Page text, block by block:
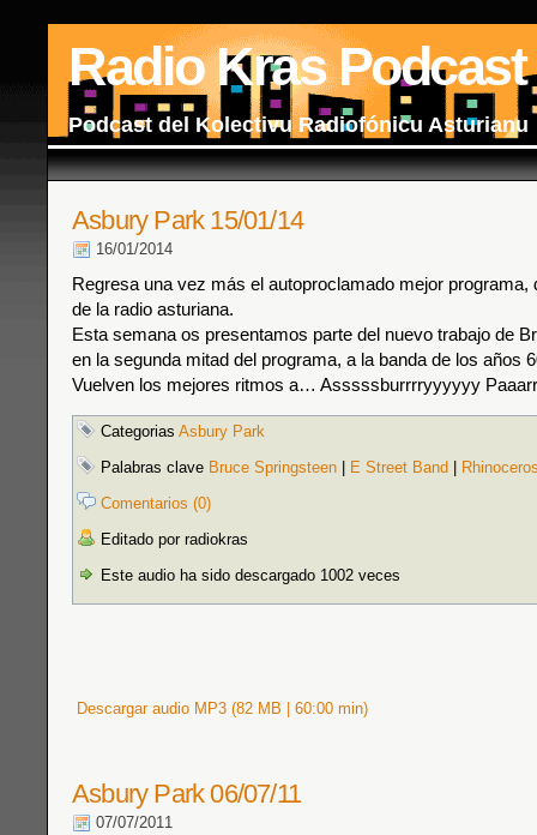
Radio Kras Podcast
Podcast del Kolectivu Radiofónicu Asturianu
Asbury Park 15/01/14
16/01/2014
Regresa una vez más el autoproclamado mejor programa,
de la radio asturiana.
Esta semana os presentamos parte del nuevo trabajo de
en la segunda mitad del programa, a la banda de los años
Vuelven los mejores ritmos a… Asssssburrrryyyyyy
Categorias Asbury Park
Palabras clave Bruce Springsteen E Street Band
Comentarios (0)
Editado por radiokras
Este audio ha sido descargado 1002 veces
Descargar audio MP3 (82 MB | 60:00 min)
Asbury Park 06/07/11
07/07/2011